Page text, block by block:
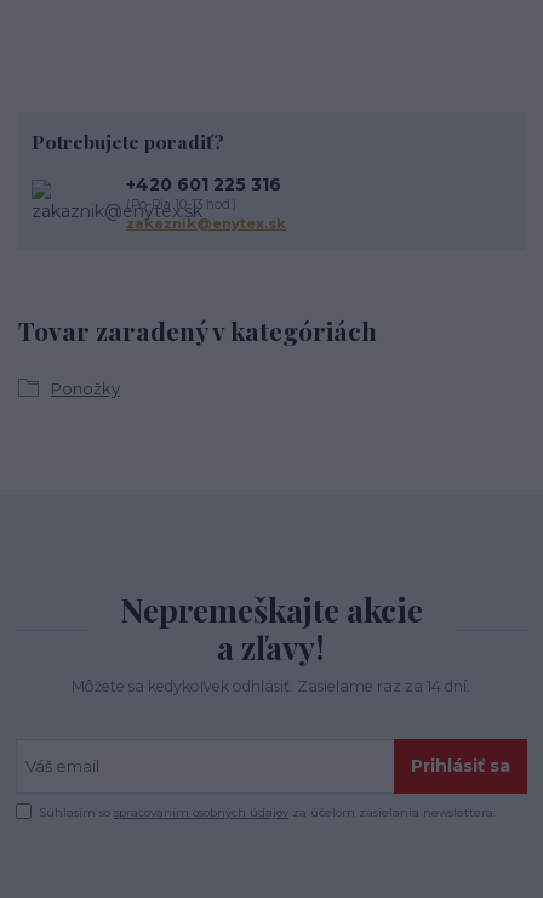
Tovar zaradený v kategóriách
Ponožky
Potrebujete poradiť?
+420 601 225 316
(Po-Pia 10-13 hod.)
zakaznik@enytex.sk
Nepremeškajte akcie
a zľavy!
Môžete sa kedykoľvek odhlásiť. Zasielame raz za 14 dní.
Prihlásiť sa
Súhlasím sospracovaním osobných údajov za účelom zasielania newslettera.